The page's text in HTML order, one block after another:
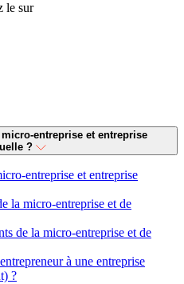
le sur
entreprise et entreprise
?
entreprise et entreprise
la micro-entreprise et de
de la micro-entreprise et de
à une entreprise
?